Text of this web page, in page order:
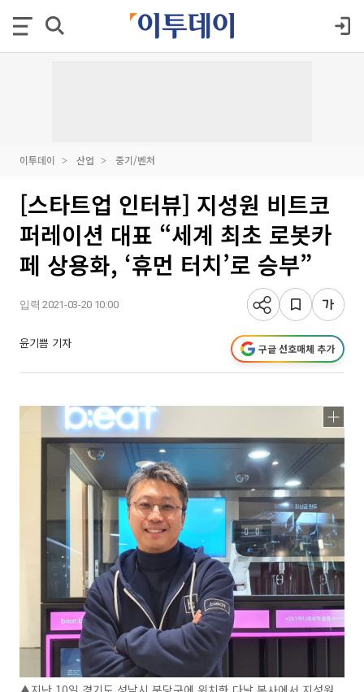
이투데이 산업 중기/벤처
[스타트업 인터뷰] 지성원 비트코
퍼레이션 대표 “세계 최초 로봇카
페 상용화, ‘휴먼 터치’로 승부”
입력 2021-03-20 10:00
윤기쁨 기자 구글 선호매체 추가